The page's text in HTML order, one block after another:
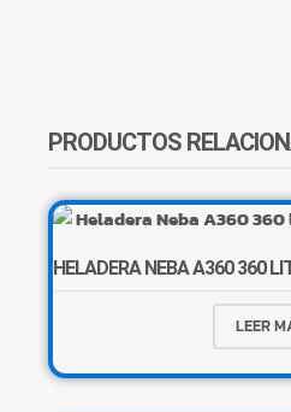
PRODUCTOS
HELADERA NEBA A360 360
LEER